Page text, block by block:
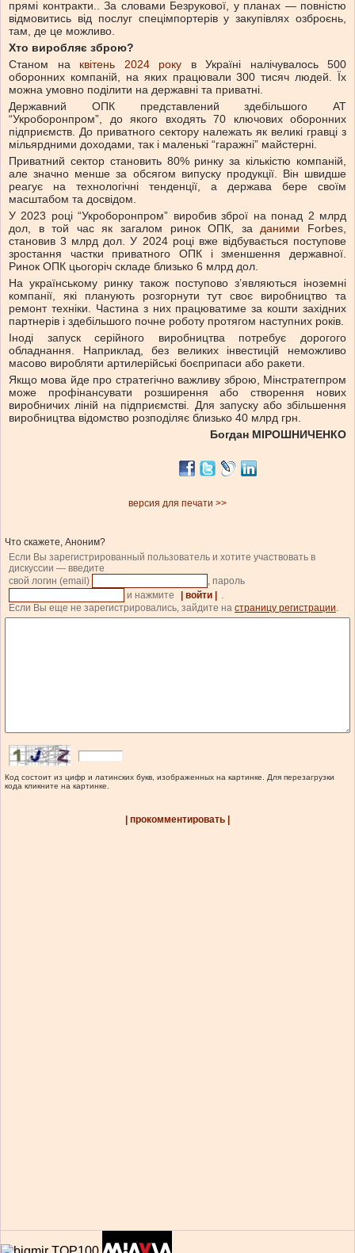
прямі контракти.. За словами Безрукової, у планах — повністю
відмовитись від послуг спецімпортерів у закупівлях озброєнь,
там, де це можливо.
Хто виробляє зброю?
Станом на квітень 2024 року в Україні налічувалось 500
оборонних компаній, на яких працювали 300 тисяч людей. Їх
можна умовно поділити на державні та приватні.
Державний ОПК представлений здебільшого АТ
“Укроборонпром”, до якого входять 70 ключових оборонних
підприємств. До приватного сектору належать як великі гравці з
мільярдними доходами, так і маленькі “гаражні” майстерні.
Приватний сектор становить 80% ринку за кількістю компаній,
але значно менше за обсягом випуску продукції. Він швидше
реагує на технологічні тенденції, а держава бере своїм
масштабом та досвідом.
У 2023 році “Укроборонпром” виробив зброї на понад 2 млрд
дол, в той час як загалом ринок ОПК, заданими Forbes,
становив 3 млрд дол. У 2024 році вже відбувається поступове
зростання частки приватного ОПК і зменшення державної.
Ринок ОПК цьогоріч складе близько 6 млрд дол.
На українському ринку також поступово з’являються іноземні
компанії, які планують розгорнути тут своє виробництво та
ремонт техніки. Частина з них працюватиме за кошти західних
партнерів і здебільшого почне роботу протягом наступних років.
Іноді запуск серійного виробництва потребує дорогого
обладнання. Наприклад, без великих інвестицій неможливо
масово виробляти артилерійські боєприпаси або ракети.
Якщо мова йде про стратегічно важливу зброю, Мінстратегпром
може профінансувати розширення або створення нових
виробничих ліній на підприємстві. Для запуску або збільшення
виробництва відомство розподіляє близько 40 млрд грн.
Богдан МІРОШНИЧЕНКО
версия для печати >>
Что скажете, Аноним?
Если Вы зарегистрированный пользователь и хотите участвовать в
дискуссии — введите
свой логин (email)
, пароль
и нажмите
| войти |
.
Если Вы еще не зарегистрировались, зайдите на страницу регистрации.
Код состоит из цифр и латинских букв, изображенных на картинке. Для перезагрузки
кода кликните на картинке.
| прокомментировать |